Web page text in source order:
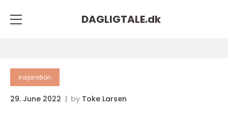
DAGLIGTALE.dk
inspiration
29. June 2022 by Toke Larsen